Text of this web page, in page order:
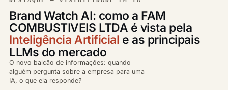
Brand Watch AI: como a FAM
COMBUSTIVEIS LTDA é vista pela
Inteligência Artificial e as principais
LLMs do mercado
O novo balcão de informações: quando
alguém pergunta sobre a empresa para uma
IA, o que ela responde?